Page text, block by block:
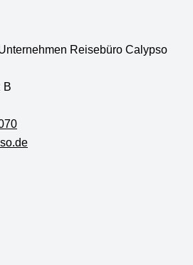
Reisebüro Calypso
B